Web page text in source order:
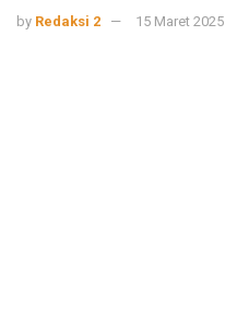
by Redaksi 2 15 Maret 2025